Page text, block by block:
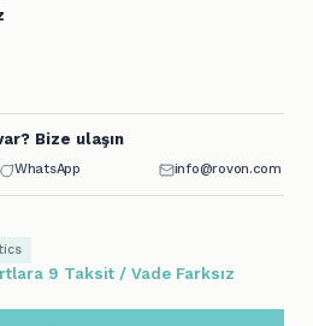
Bize ulaşın
WhatsApp info@rovon.com
9 Taksit / Vade Farksız